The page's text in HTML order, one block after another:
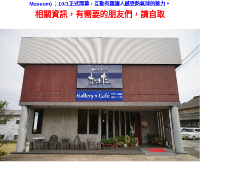
Museum) ；10/1正式開幕，互動有趣讓人感受熱氣球的魅力。
相關資訊，有需要的朋友們，請自取